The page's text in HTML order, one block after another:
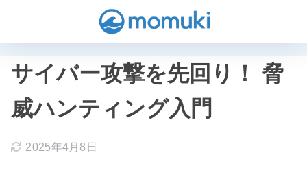
サイバー攻撃を先回り！ 脅
威ハンティング入門
2025年4月8日